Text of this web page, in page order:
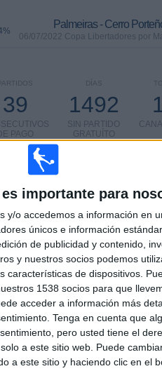
importante para
y/o accedemos a información en
únicos e información
de publicidad y contenido,
y nuestros socios podemos
características de dispositivos.
1538 socios para que
acceder a información más
Tenga en cuenta que
pero usted tiene el
a este sitio web. Puede
a este sitio y haciendo clic en el
Palmeiras - Cerro
06/07/2022 Copa Libertadores por
DÍAS
1492
SIN PARTIDO
GRATUÍTO
39
PAGO
MÁXIMO
8
VS Palmeiras
TOTAL
5
COMPETICIONES
48 (78.69%)
8 (13.11%)
2 (3.28%)
2 (3.28%)